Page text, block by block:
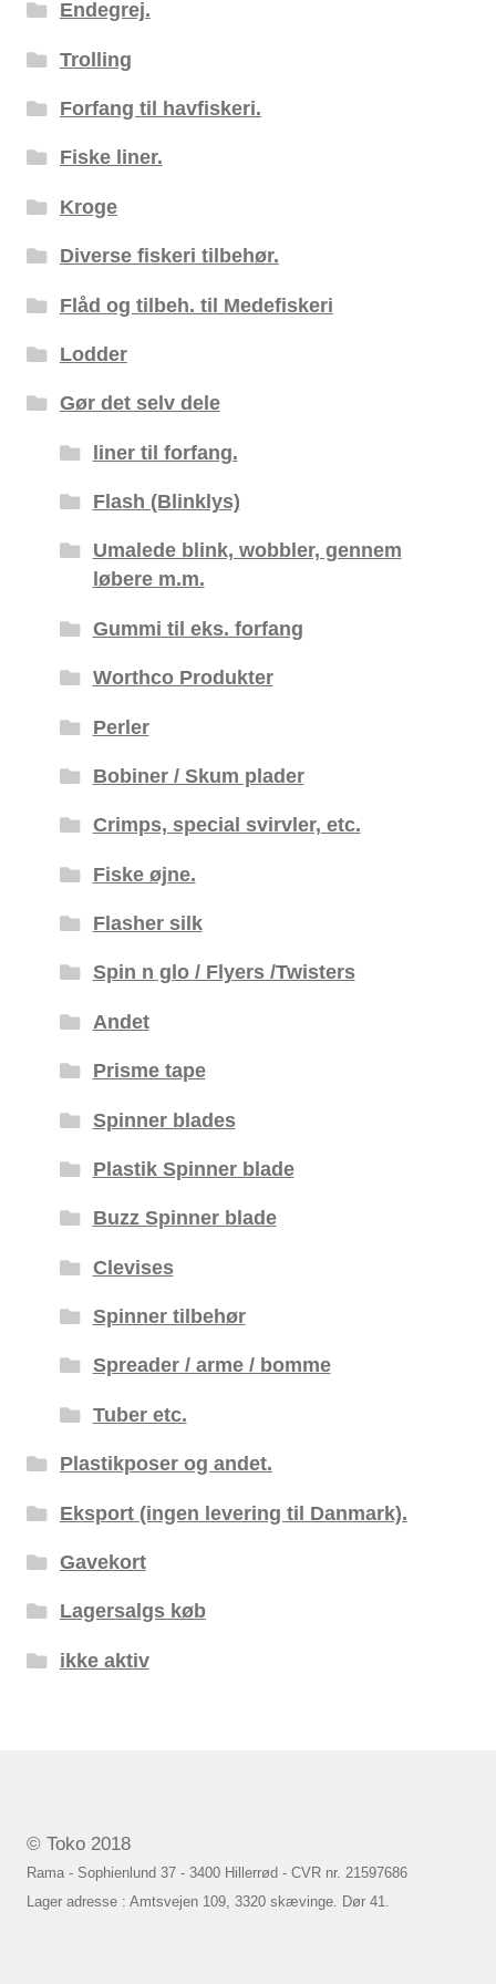
Endegrej.
Trolling
Forfang til havfiskeri.
Fiske liner.
Kroge
Diverse fiskeri tilbehør.
Flåd og tilbeh. til Medefiskeri
Lodder
Gør det selv dele
liner til forfang.
Flash (Blinklys)
Umalede blink, wobbler, gennem
løbere m.m.
Gummi til eks. forfang
Worthco Produkter
Perler
Bobiner / Skum plader
Crimps, special svirvler, etc.
Fiske øjne.
Flasher silk
Spin n glo / Flyers /Twisters
Andet
Prisme tape
Spinner blades
Plastik Spinner blade
Buzz Spinner blade
Clevises
Spinner tilbehør
Spreader / arme / bomme
Tuber etc.
Plastikposer og andet.
Eksport (ingen levering til Danmark).
Gavekort
Lagersalgs køb
ikke aktiv
© Toko 2018
Rama - Sophienlund 37 - 3400 Hillerrød - CVR nr. 21597686
Lager adresse : Amtsvejen 109, 3320 skævinge. Dør 41.